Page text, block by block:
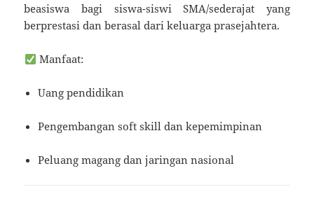
beasiswa bagi siswa-siswi SMA/sederajat yang
berprestasi dan berasal dari keluarga prasejahtera.
Manfaat:
Uang pendidikan
Pengembangan soft skill dan kepemimpinan
Peluang magang dan jaringan nasional